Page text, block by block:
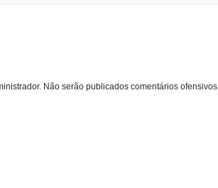
Não serão publicados comentários